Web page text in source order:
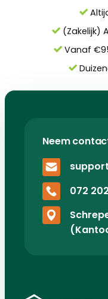
(Zakelijk)
Vanaf
Neem
072